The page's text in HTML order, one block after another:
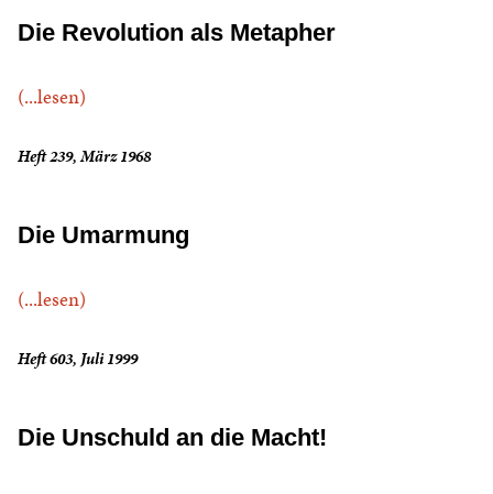
Die Revolution als Metapher
(...lesen)
Heft 239, März 1968
Die Umarmung
(...lesen)
Heft 603, Juli 1999
Die Unschuld an die Macht!